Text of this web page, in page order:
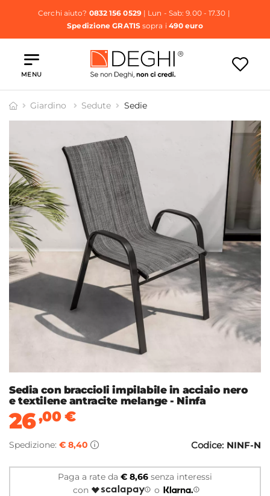
Cerchi aiuto? 0832 156 0529| Lun - Sab: 9.00 - 17.30 |
Spedizione GRATISsopra i 490 euro
MENU
Giardino Sedute Sedie
Sedia con braccioli impilabile in acciaio nero
e textilene antracite melange - Ninfa
26,00€
Spedizione: € 8,40 Codice: NINF-N
Paga a rate da € 8,66 senza interessi
con
o